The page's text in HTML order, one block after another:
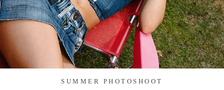
SUMMER PHOTOSHOOT